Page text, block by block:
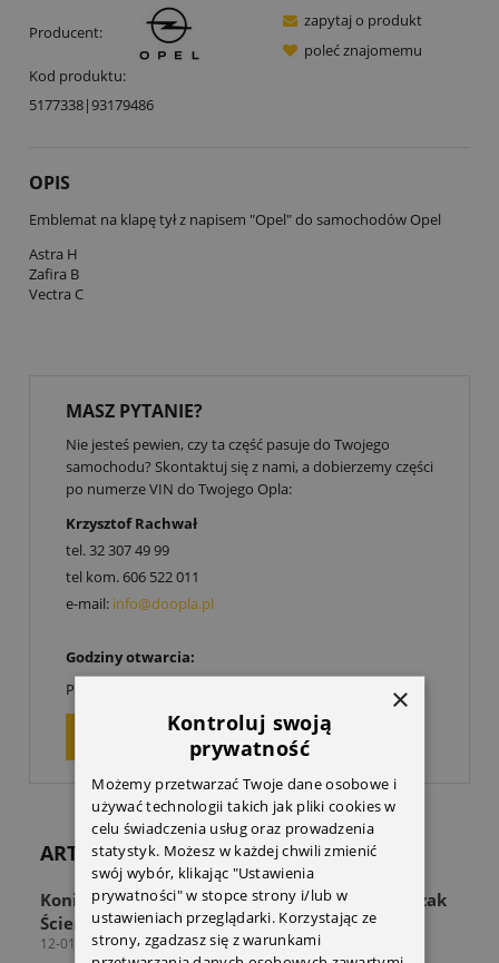
Producent:
Kod produktu:
5177338|93179486
zapytaj o produkt
poleć znajomemu
OPIS
Emblemat na klapę tył z napisem "Opel" do samochodów Opel
Astra H
Zafira B
Vectra C
MASZ PYTANIE?
Nie jesteś pewien, czy ta część pasuje do Twojego
samochodu? Skontaktuj się z nami, a dobierzemy części
po numerze VIN do Twojego Opla:
Krzysztof Rachwał
tel.32 307 49 99
tel kom.606 522 011
e-mail: info@doopla.pl
Godziny otwarcia:
Poniedziałek-Piątek: 9 00 00
ZAPYTAJ O PRODUKT
ARTYKUŁY
Koniec z zagraconą przestrzenią! Odkryj Wieszak
Ścienny THULE Wall Hanger
12-01-2026
×
Kontroluj swoją
prywatność
Możemy przetwarzać Twoje dane osobowe i
używać technologii takich jak pliki cookies w
celu świadczenia usług oraz prowadzenia
statystyk. Możesz w każdej chwili zmienić
swój wybór, klikając "Ustawienia
prywatności" w stopce strony i/lub w
ustawieniach przeglądarki. Korzystając ze
strony, zgadzasz się z warunkami